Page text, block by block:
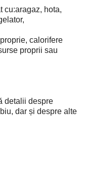
cu:aragaz, hota,
calorifere
proprii sau
detalii despre
dar și despre alte